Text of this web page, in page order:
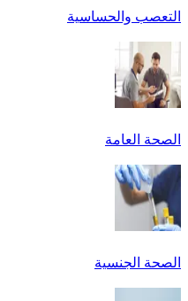
التعصب والحساسية
الصحة العامة
الصحة الجنسية